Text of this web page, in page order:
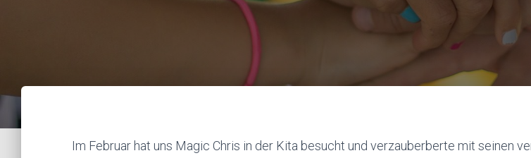
Im Februar hat uns Magic Chris in der Kita besucht und verzauberberte mit seinen